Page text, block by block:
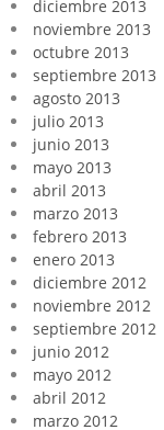
diciembre 2013
noviembre 2013
octubre 2013
septiembre 2013
agosto 2013
julio 2013
junio 2013
mayo 2013
abril 2013
marzo 2013
febrero 2013
enero 2013
diciembre 2012
noviembre 2012
septiembre 2012
junio 2012
mayo 2012
abril 2012
marzo 2012